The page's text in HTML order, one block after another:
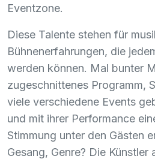
Eventzone.
Diese Talente stehen für
Bühnenerfahrungen, die
werden können. Mal bunter
zugeschnittenes Programm,
viele verschiedene Events
und mit ihrer Performance
Stimmung unter den Gästen
Gesang, Genre? Die Künstler